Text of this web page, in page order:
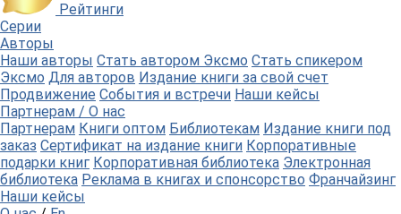
Рейтинги
Серии
Авторы
Наши авторы Стать автором Эксмо Стать спикером
Эксмо Для авторов Издание книги за свой счет
Продвижение События и встречи Наши кейсы
Партнерам / О нас
Партнерам Книги оптом Библиотекам Издание книги под
заказ Сертификат на издание книги Корпоративные
подарки книг Корпоративная библиотека Электронная
библиотека Реклама в книгах и спонсорство Франчайзинг
Наши кейсы